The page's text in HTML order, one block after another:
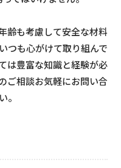
齢も考慮して安全な材料
つも心がけて取り組んで
は豊富な知識と経験が必
ご相談お気軽にお問い合
。